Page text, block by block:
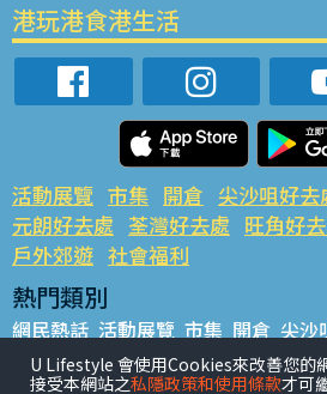
港玩港食港生活
活動展覽 市集 開倉 尖沙咀好去
元朗好去處 荃灣好去處 旺角好
戶外郊遊 社會福利
熱門類別
網民熱話 活動展覽 市集 開倉 尖沙
銅鑼灣好去處 元朗好去處 荃灣好去
餐廳情報 戶外郊遊
U Lifestyle 會使用Cookies來改善您的
接受本網站之私隱政策和使用條款才可